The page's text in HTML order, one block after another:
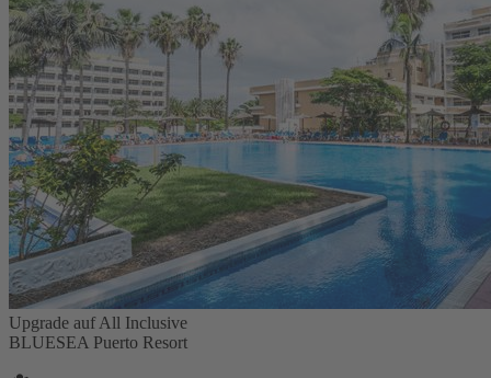
Upgrade auf All Inclusive
BLUESEA Puerto Resort